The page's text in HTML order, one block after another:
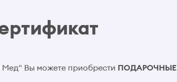
Вы можете приобрести ПОДАРОЧНЫЕ